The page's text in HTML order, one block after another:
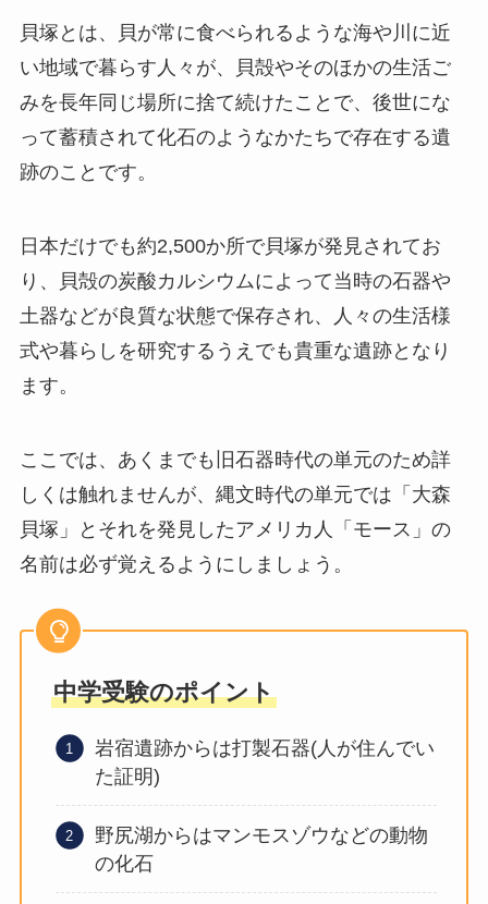
貝塚とは、貝が常に食べられるような海や川に近
い地域で暮らす人々が、貝殻やそのほかの生活ご
みを長年同じ場所に捨て続けたことで、後世にな
って蓄積されて化石のようなかたちで存在する遺
跡のことです。
日本だけでも約2,500か所で貝塚が発見されてお
り、貝殻の炭酸カルシウムによって当時の石器や
土器などが良質な状態で保存され、人々の生活様
式や暮らしを研究するうえでも貴重な遺跡となり
ます。
ここでは、あくまでも旧石器時代の単元のため詳
しくは触れませんが、縄文時代の単元では「大森
貝塚」とそれを発見したアメリカ人「モース」の
名前は必ず覚えるようにしましょう。
中学受験のポイント
岩宿遺跡からは打製石器(人が住んでい
た証明)
野尻湖からはマンモスゾウなどの動物
の化石